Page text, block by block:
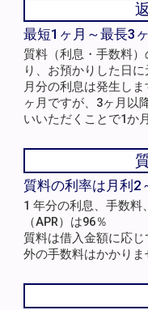
最短1ヶ月～最長3
質料（利息・手数料
り、お預かりした日
月分の利息は発生し
ヶ月ですが、3ヶ月以
いいただくことで1か
質料の利率は月利2
1 年分の利息、手数料
（APR）は96％
質料は借入金額に応
外の手数料はかかりま